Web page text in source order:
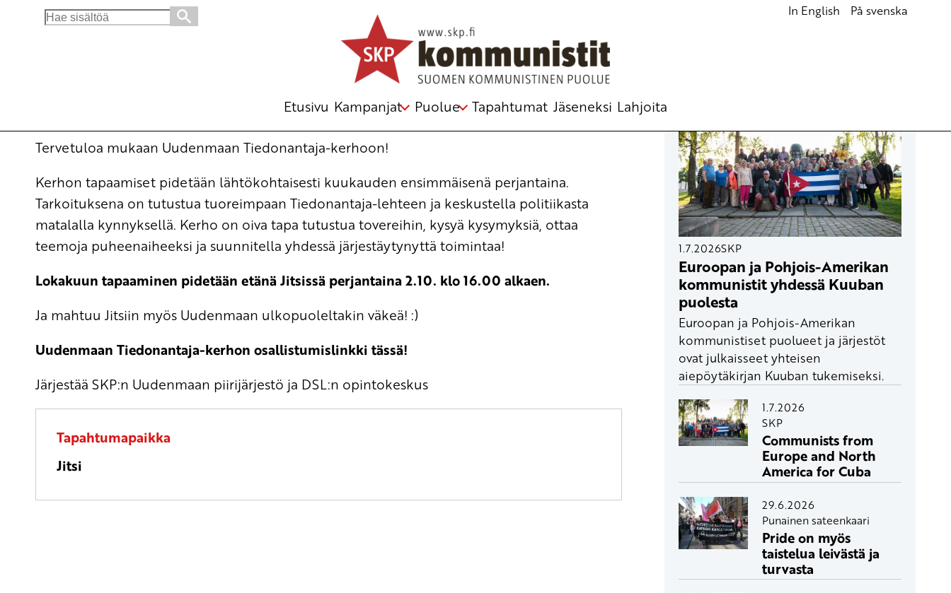
Search
In English På svenska
Etusivu Kampanjat Puolue Tapahtumat Jäseneksi Lahjoita
Tervetuloa mukaan Uudenmaan Tiedonantaja-kerhoon!
Kerhon tapaamiset pidetään lähtökohtaisesti kuukauden ensimmäisenä perjantaina.
Tarkoituksena on tutustua tuoreimpaan Tiedonantaja-lehteen ja keskustella politiikasta
matalalla kynnyksellä. Kerho on oiva tapa tutustua tovereihin, kysyä kysymyksiä, ottaa
teemoja puheenaiheeksi ja suunnitella yhdessä järjestäytynyttä toimintaa!
Lokakuun tapaaminen pidetään etänä Jitsissä perjantaina 2.10. klo 16.00 alkaen.
Ja mahtuu Jitsiin myös Uudenmaan ulkopuoleltakin väkeä! :)
Uudenmaan Tiedonantaja-kerhon osallistumislinkki tässä!
Järjestää SKP:n Uudenmaan piirijärjestö ja DSL:n opintokeskus
Tapahtumapaikka
Jitsi
1.7.2026SKP
Euroopan ja Pohjois-Amerikan
kommunistit yhdessä Kuuban
puolesta
Euroopan ja Pohjois-Amerikan
kommunistiset puolueet ja järjestöt
ovat julkaisseet yhteisen
aiepöytäkirjan Kuuban tukemiseksi.
1.7.2026
SKP
Communists from
Europe and North
America for Cuba
29.6.2026
Punainen sateenkaari
Pride on myös
taistelua leivästä ja
turvasta